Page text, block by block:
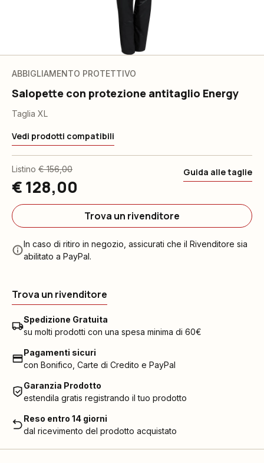
ABBIGLIAMENTO PROTETTIVO
Salopette con protezione antitaglio Energy
Taglia XL
Vedi prodotti compatibili
Listino € 156,00
€ 128,00
Guida alle taglie
Trova un rivenditore
In caso di ritiro in negozio, assicurati che il Rivenditore sia
abilitato a PayPal.
Trova un rivenditore
Spedizione Gratuita
su molti prodotti con una spesa minima di 60€
Pagamenti sicuri
con Bonifico, Carte di Credito e PayPal
Garanzia Prodotto
estendila gratis registrando il tuo prodotto
Reso entro 14 giorni
dal ricevimento del prodotto acquistato